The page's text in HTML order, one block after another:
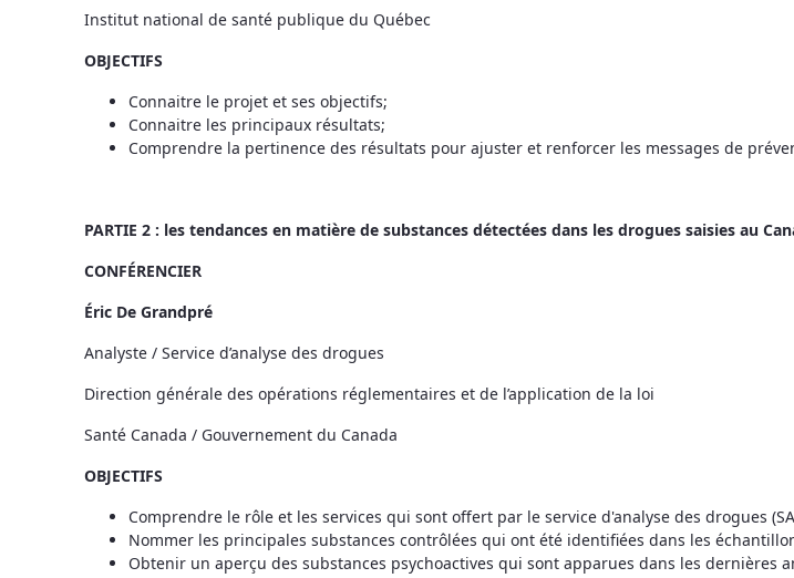
Institut national de santé publique du Québec
OBJECTIFS
Connaitre le projet et ses objectifs;
Connaitre les principaux résultats;
Comprendre la pertinence des résultats pour ajuster et renforcer les messages de
PARTIE 2 : les tendances en matière de substances détectées dans les drogues saisies au
CONFÉRENCIER
Éric De Grandpré
Analyste / Service d’analyse des drogues
Direction générale des opérations réglementaires et de l’application de la loi
Santé Canada / Gouvernement du Canada
OBJECTIFS
Comprendre le rôle et les services qui sont offert par le service d'analyse des drogues
Nommer les principales substances contrôlées qui ont été identifiées dans les
Obtenir un aperçu des substances psychoactives qui sont apparues dans les dernières